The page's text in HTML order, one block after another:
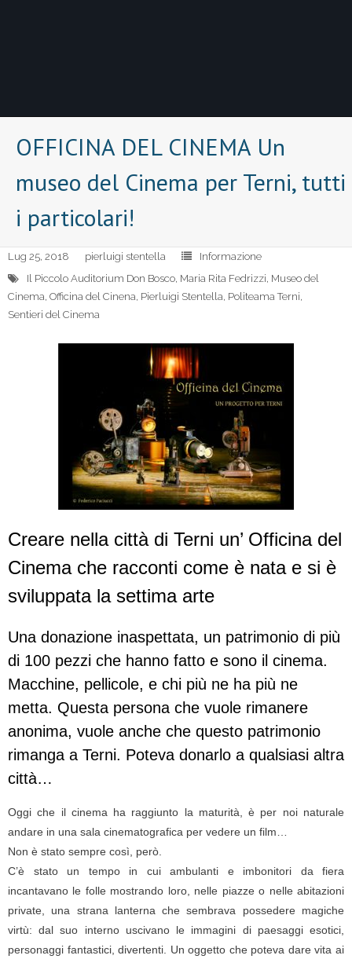
OFFICINA DEL CINEMA Un
museo del Cinema per Terni, tutti
i particolari!
Lug 25, 2018 pierluigi stentella
Informazione
Il Piccolo Auditorium Don Bosco, Maria Rita Fedrizzi, Museo del
Cinema, Officina del Cinena, Pierluigi Stentella, Politeama Terni,
Sentieri del Cinema
Creare nella città di Terni un’ Officina del
Cinema che racconti come è nata e si è
sviluppata la settima arte
Una donazione inaspettata, un patrimonio di più
di 100 pezzi che hanno fatto e sono il cinema.
Macchine, pellicole, e chi più ne ha più ne
metta. Questa persona che vuole rimanere
anonima, vuole anche che questo patrimonio
rimanga a Terni. Poteva donarlo a qualsiasi altra
città…
Oggi che il cinema ha raggiunto la maturità, è per noi naturale
andare in una sala cinematografica per vedere un film…
Non è stato sempre così, però.
C’è stato un tempo in cui ambulanti e imbonitori da fiera
incantavano le folle mostrando loro, nelle piazze o nelle abitazioni
private, una strana lanterna che sembrava possedere magiche
virtù: dal suo interno uscivano le immagini di paesaggi esotici,
personaggi fantastici, divertenti. Un oggetto che poteva dare vita ai